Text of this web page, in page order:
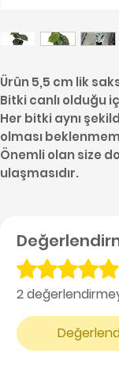
Ürün 5,5 cm lik
Bitki canlı olduğu
Her bitki aynı
olması
Önemli olan size
ulaşmasıdır.
5 üzerinden 5
2